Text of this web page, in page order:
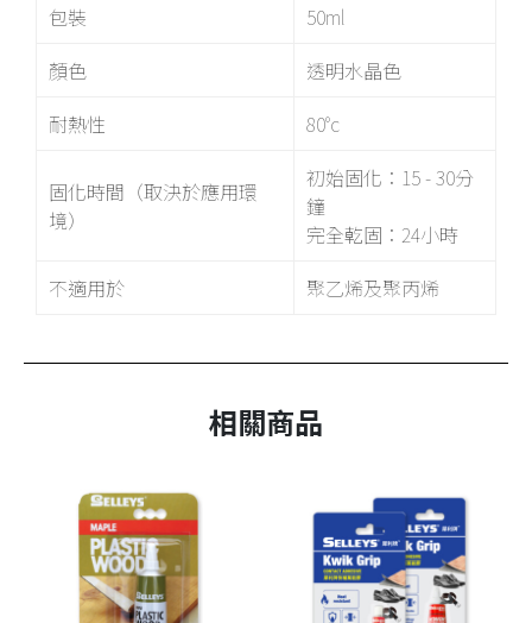
包裝
50ml
顏色
透明水晶色
耐熱性
80°c
固化時間（取決於應用環
境）
初始固化： 15 - 30分
鐘
完全乾固：24小時
不適用於
聚乙烯及聚丙烯
相關商品